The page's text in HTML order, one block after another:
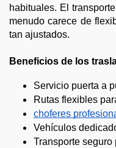
habituales. El
menudo carece de
tan ajustados.
Beneficios de los
Servicio puerta a
Rutas flexibles
choferes
Vehículos
Transporte seguro